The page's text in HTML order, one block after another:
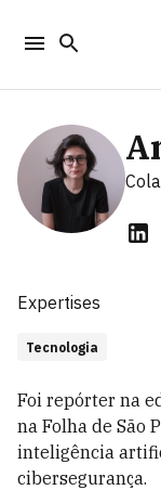
Expertises
Tecnologia
Foi repórter na
na Folha de São
inteligência
cibersegurança.